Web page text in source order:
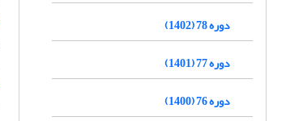
دوره 78 (1402)
دوره 77 (1401)
دوره 76 (1400)